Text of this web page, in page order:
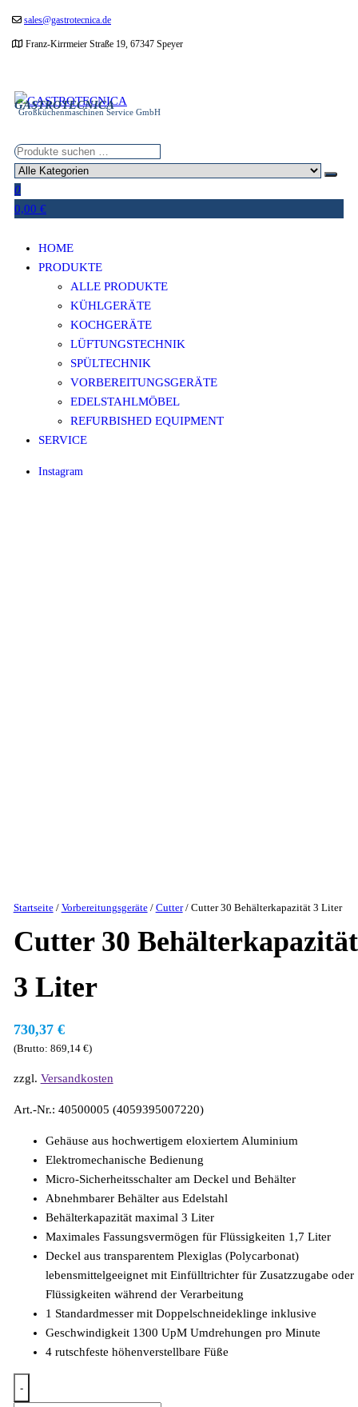
Zumsales@gastrotecnica.de
Franz-Kirrmeier Straße 19, 67347 Speyer
GASTROTECNICA
Großküchenmaschinen Service GmbH
0
0,00 €
HOME
PRODUKTE
ALLE PRODUKTE
KÜHLGERÄTE
KOCHGERÄTE
LÜFTUNGSTECHNIK
SPÜLTECHNIK
VORBEREITUNGSGERÄTE
EDELSTAHLMÖBEL
REFURBISHED EQUIPMENT
SERVICE
Instagram
Startseite/ Vorbereitungsgeräte/ Cutter/ Cutter 30 Behälterkapazität 3 Liter
Cutter 30 Behälterkapazität
3 Liter
730,37 €
(Brutto: 869,14 €)
zzgl. Versandkosten
Art.-Nr.: 40500005 (4059395007220)
Gehäuse aus hochwertigem eloxiertem Aluminium
Elektromechanische Bedienung
Micro-Sicherheitsschalter am Deckel und Behälter
Abnehmbarer Behälter aus Edelstahl
Behälterkapazität maximal 3 Liter
Maximales Fassungsvermögen für Flüssigkeiten 1,7 Liter
Deckel aus transparentem Plexiglas (Polycarbonat)
lebensmittelgeeignet mit Einfülltrichter für Zusatzzugabe oder
Flüssigkeiten während der Verarbeitung
1 Standardmesser mit Doppelschneideklinge inklusive
Geschwindigkeit 1300 UpM Umdrehungen pro Minute
4 rutschfeste höhenverstellbare Füße
-